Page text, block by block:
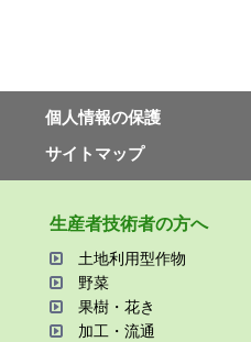
個⼈情報の保護
サイトマップ
⽣産者技術者の⽅へ
⼟地利⽤型作物
野菜
果樹・花き
加⼯・流通